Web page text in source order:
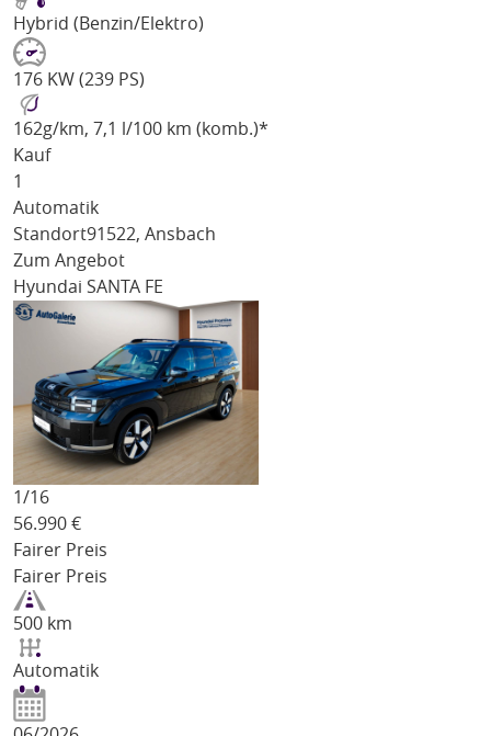
Hybrid (Benzin/Elektro)
176 KW (239 PS)
162g/km, 7,1 l/100 km (komb.)*
Kauf
1
Automatik
Standort91522, Ansbach
Zum Angebot
Hyundai SANTA FE
1/16
56.990 €
Fairer Preis
Fairer Preis
500 km
Automatik